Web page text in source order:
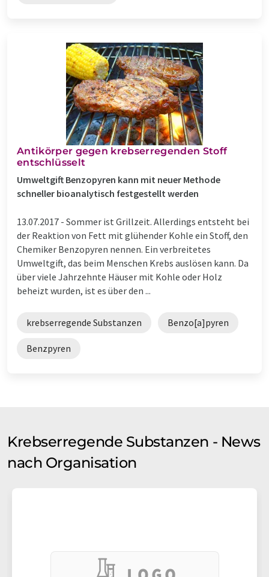
Antikörper gegen krebserregenden Stoff
entschlüsselt
Umweltgift Benzopyren kann mit neuer Methode
schneller bioanalytisch festgestellt werden
13.07.2017 - Sommer ist Grillzeit. Allerdings entsteht bei
der Reaktion von Fett mit glühender Kohle ein Stoff, den
Chemiker Benzopyren nennen. Ein verbreitetes
Umweltgift, das beim Menschen Krebs auslösen kann. Da
über viele Jahrzehnte Häuser mit Kohle oder Holz
beheizt wurden, ist es über den ...
krebserregende Substanzen Benzo[a]pyren
Benzpyren
Krebserregende Substanzen - News
nach Organisation